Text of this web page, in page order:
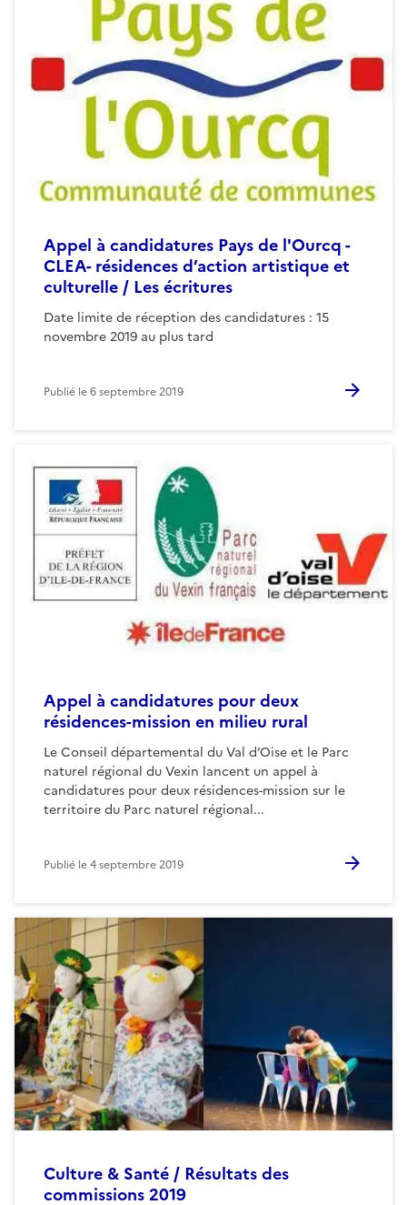
Appel à candidatures Pays de l'Ourcq -
CLEA- résidences d’action artistique et
culturelle / Les écritures
Date limite de réception des candidatures : 15
novembre 2019 au plus tard
Publié le6 septembre 2019
Appel à candidatures pour deux
résidences-mission en milieu rural
Le Conseil départemental du Val d’Oise et le Parc
naturel régional du Vexin lancent un appel à
candidatures pour deux résidences-mission sur le
territoire du Parc naturel régional...
Publié le4 septembre 2019
Culture & Santé / Résultats des
commissions 2019